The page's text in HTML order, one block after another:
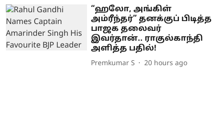
“ஹலோ, அங்கிள்
அம்ரீந்தர்” தனக்குப் பிடித்த
பாஜக தலைவர்
இவர்தான்.. ராகுல்காந்தி
அளித்த பதில்!
Premkumar S 20 hours ago